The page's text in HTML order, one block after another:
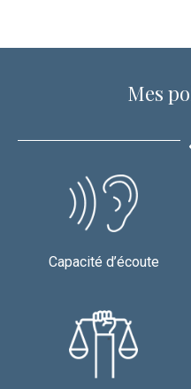
Mes
Capacité d’écoute